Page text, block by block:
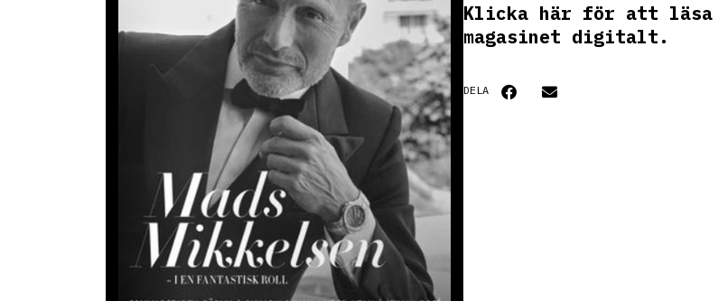
Klicka här för att läsa
magasinet digitalt.
DELA